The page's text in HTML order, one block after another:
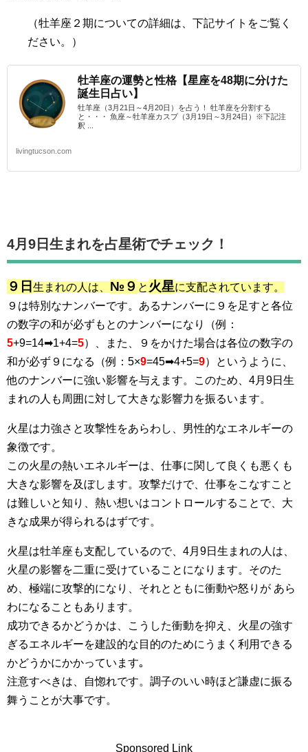
（牡羊座２期についての詳細は、下記サイトをご覧く
ださい。）
牡羊座の運勢と性格【星座を48期に分けた
誕生日占い】
牡羊座（3月21日～4月20日）を占う！ 牡羊座を分割する
と・・・ 魚座～牡羊座カスプ（3月19日～3月24日）※下記注
釈 ...
livingtucson.com
4月9日生まれを占星術でチェック！
９日 生まれの人は、 №９ と 火星に支配されています。
９は特別なナンバーです。あるナンバーに９を足すと各位
の数字の和が必ずもとのナンバーになり（例：
5+9=14➡1+4=5）、また、９をかけた場合は各位の数字の
和が必ず９になる（例：5×9=45➡4+5=9）というように、
他のナンバーに強い影響を与えます。このため、4月9日生
まれの人も周囲に対して大きな影響力を振るいます。
火星は力強さと攻撃性をあらわし、男性的なエネルギーの
象徴です。
この火星の熱いエネルギーは、仕事に関して良くも悪くも
大きな影響を及ぼします。攻撃だけで、仕事をこなすこと
は難しいと知り、熱い想いはコントロールすることで、大
きな成果が得られるはずです。
火星は牡羊座も支配しているので、4月9日生まれの人は、
火星の影響を二重に受けていることになります。そのた
め、極端に攻撃的になり、それとともに衝動や怒りが あら
わになることもあります。
成功できるかどうかは、こうした衝動を抑え、火星の強す
ぎるエネルギーを建設的な目的のためにうまく利用できる
かどうかにかかっています｡
注意すべきは、自惚れです。調子のいい時ほど謙虚に振る
舞うことが大事です。
Sponsored Link